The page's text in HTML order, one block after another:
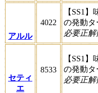
アルル
4022
【SS1
の発動タ
必要正解
セティ
エ
8533
【SS1
の発動タ
必要正解